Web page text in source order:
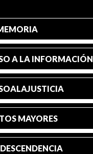
A LA INFORMACIÓN
MAYORES